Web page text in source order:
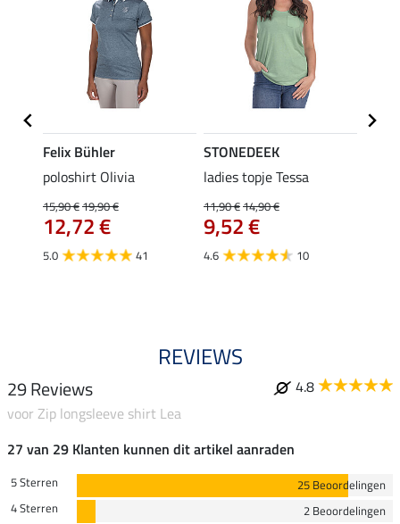
Felix Bühler
poloshirt Olivia
15,90 €19,90 €
12,72 €
5.0 41
STONEDEEK
ladies topje Tessa
11,90 €14,90 €
9,52 €
4.6 10
REVIEWS
29 Reviews
4.8
voor Zip longsleeve shirt Lea
27 van 29 Klanten kunnen dit artikel aanraden
5 Sterren
25 Beoordelingen
4 Sterren
2 Beoordelingen